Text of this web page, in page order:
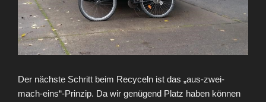
Der nächste Schritt beim Recyceln ist das „aus-zwei-
mach-eins“-Prinzip. Da wir genügend Platz haben können